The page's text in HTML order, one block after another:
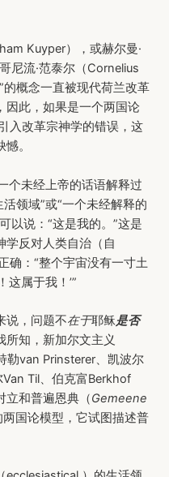
Kuyper），或赫尔曼·
尼流·范泰尔（Cornelius
的概念一直被现代荷兰改革
因此，如果是一个两国论
入改革宗神学的错误，这
。
个未经上帝的话语解释过
领域”或“一个未经解释的
以说：“这是我的。”这是
学反对人类自治（自
确：“整个宇宙没有一寸土
这属于我！’”
说，问题不在于耶稣是否
所知，新加尔文主义
勒van Prinsterer、凯波尔
Til、伯克富Berkhof
立和普遍恩典（Gemeene
国论模型，它试图描述普